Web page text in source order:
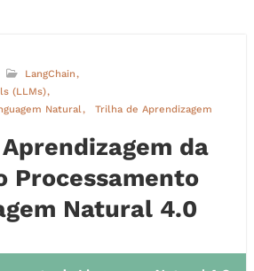
LangChain
(LLMs)
Natural
Trilha de Aprendizagem
da
Processamento
Natural 4.0